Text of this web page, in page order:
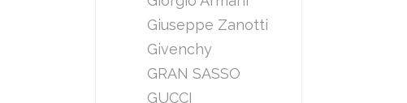
Giuseppe Zanotti
Givenchy
GRAN SASSO
GUCCI